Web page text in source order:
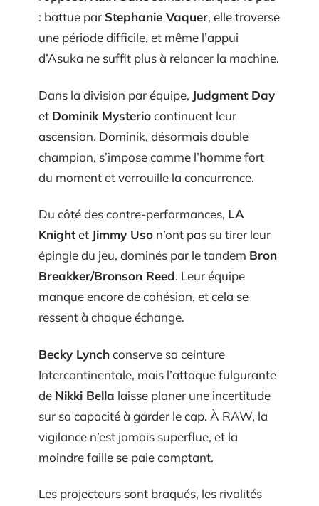
: battue par Stephanie Vaquer, elle traverse
une période difficile, et même l’appui
d’Asuka ne suffit plus à relancer la machine.
Dans la division par équipe, Judgment Day
et Dominik Mysteriocontinuent leur
ascension. Dominik, désormais double
champion, s’impose comme l’homme fort
du moment et verrouille la concurrence.
Du côté des contre-performances, LA
Knightet Jimmy Uso n’ont pas su tirer leur
épingle du jeu, dominés par le tandem Bron
Breakker/Bronson Reed. Leur équipe
manque encore de cohésion, et cela se
ressent à chaque échange.
Becky Lynchconserve sa ceinture
Intercontinentale, mais l’attaque fulgurante
de Nikki Bella laisse planer une incertitude
sur sa capacité à garder le cap. À RAW, la
vigilance n’est jamais superflue, et la
moindre faille se paie comptant.
Les projecteurs sont braqués, les rivalités